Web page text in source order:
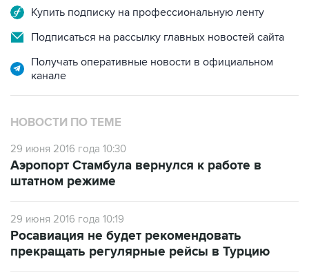
Купить подписку на профессиональную ленту
Подписаться на рассылку главных новостей сайта
Получать оперативные новости в официальном
канале
НОВОСТИ ПО ТЕМЕ
29 июня 2016 года 10:30
Аэропорт Стамбула вернулся к работе в
штатном режиме
29 июня 2016 года 10:19
Росавиация не будет рекомендовать
прекращать регулярные рейсы в Турцию